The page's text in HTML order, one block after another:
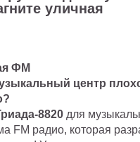
уличная
ФМ
центр
8820 для
FM радио, которая